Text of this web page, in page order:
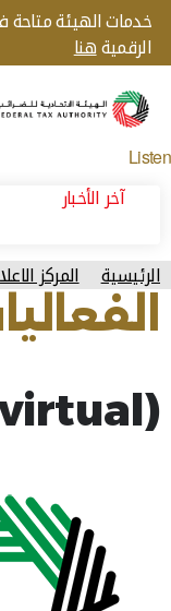
خدمات الهيئة
الرقميةهنا
Logo
Listen
آخر الأخبار
الرئيسية المركز